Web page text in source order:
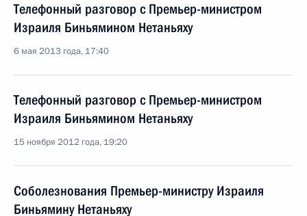
Телефонный разговор с Премьер-министром
Израиля Биньямином Нетаньяху
6 мая 2013 года, 17:40
Телефонный разговор с Премьер-министром
Израиля Биньямином Нетаньяху
15 ноября 2012 года, 19:20
Соболезнования Премьер-министру Израиля
Биньямину Нетаньяху